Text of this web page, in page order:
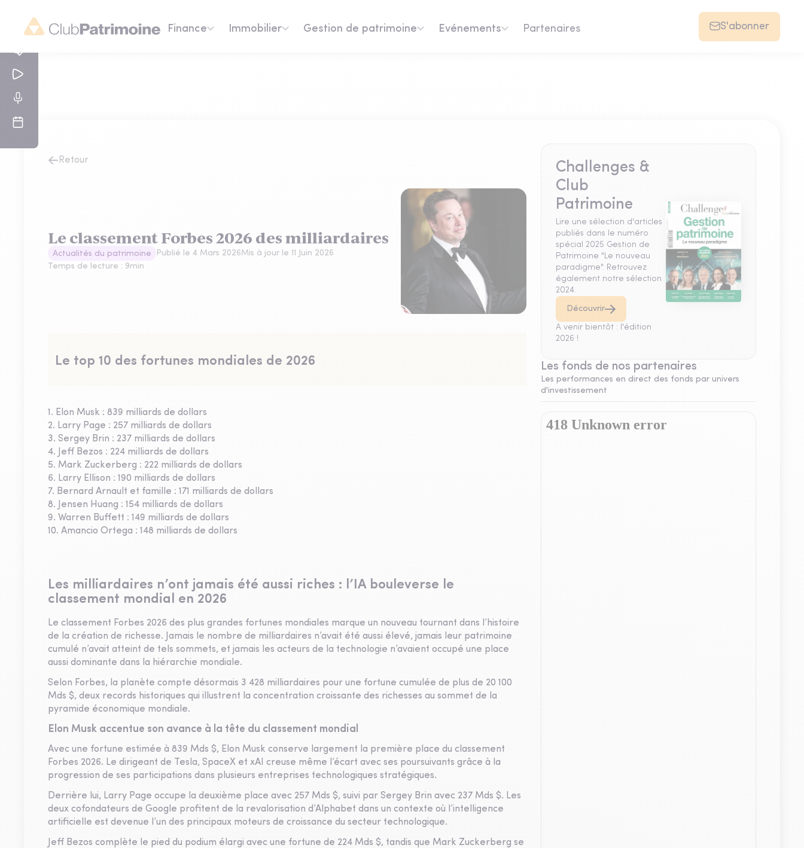
Finance Immobilier Gestion de patrimoine Evénements Partenaires S'abonner
Retour
Le classement Forbes 2026 des milliardaires
Actualités du patrimoine Publié le 4 Mars 2026Mis à jour le 11 Juin 2026
Temps de lecture : 9min
Le top 10 des fortunes mondiales de 2026
1. Elon Musk : 839 milliards de dollars
2. Larry Page : 257 milliards de dollars
3. Sergey Brin : 237 milliards de dollars
4. Jeff Bezos : 224 milliards de dollars
5. Mark Zuckerberg : 222 milliards de dollars
6. Larry Ellison : 190 milliards de dollars
7. Bernard Arnault et famille : 171 milliards de dollars
8. Jensen Huang : 154 milliards de dollars
9. Warren Buffett : 149 milliards de dollars
10. Amancio Ortega : 148 milliards de dollars
Les milliardaires n’ont jamais été aussi riches : l’IA bouleverse le
classement mondial en 2026
Le classement Forbes 2026 des plus grandes fortunes mondiales marque un nouveau tournant dans l’histoire
de la création de richesse. Jamais le nombre de milliardaires n’avait été aussi élevé, jamais leur patrimoine
cumulé n’avait atteint de tels sommets, et jamais les acteurs de la technologie n’avaient occupé une place
aussi dominante dans la hiérarchie mondiale.
Selon Forbes, la planète compte désormais 3 428 milliardaires pour une fortune cumulée de plus de 20 100
Mds $, deux records historiques qui illustrent la concentration croissante des richesses au sommet de la
pyramide économique mondiale.
Elon Musk accentue son avance à la tête du classement mondial
Avec une fortune estimée à 839 Mds $, Elon Musk conserve largement la première place du classement
Forbes 2026. Le dirigeant de Tesla, SpaceX et xAI creuse même l’écart avec ses poursuivants grâce à la
progression de ses participations dans plusieurs entreprises technologiques stratégiques.
Derrière lui, Larry Page occupe la deuxième place avec 257 Mds $, suivi par Sergey Brin avec 237 Mds $. Les
deux cofondateurs de Google profitent de la revalorisation d’Alphabet dans un contexte où l’intelligence
artificielle est devenue l’un des principaux moteurs de croissance du secteur technologique.
Jeff Bezos complète le pied du podium élargi avec une fortune de 224 Mds $, tandis que Mark Zuckerberg se
Challenges &
Club
Patrimoine
Lire une sélection d'articles
publiés dans le numéro
spécial 2025 Gestion de
Patrimoine "Le nouveau
paradigme". Retrouvez
également notre sélection
2024.
Découvrir
A venir bientôt : l'édition
2026 !
Les fonds de nos partenaires
Les performances en direct des fonds par univers
d'investissement